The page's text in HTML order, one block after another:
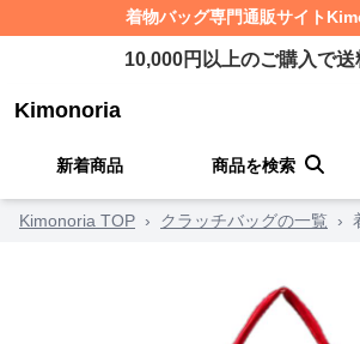
着物バッグ専門通販サイト
10,000円以上のご購入で送
Kimonoria
新着商品 商品を検索
Kimonoria TOP › クラッチバッグの一覧 ›